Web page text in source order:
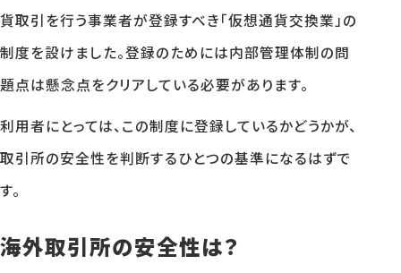
貨取引を行う事業者が登録すべき「仮想通貨交換業」の
制度を設けました。登録のためには内部管理体制の問
題点は懸念点をクリアしている必要があります。
利用者にとっては、この制度に登録しているかどうかが、
取引所の安全性を判断するひとつの基準になるはずで
す。
海外取引所の安全性は？